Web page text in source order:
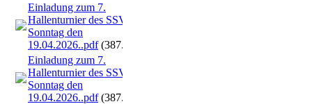
Einladung zum 7.
Hallenturnier des SSV. am
Sonntag den
19.04.2026..pdf(387.46KB)
Einladung zum 7.
Hallenturnier des SSV. am
Sonntag den
19.04.2026..pdf(387.46KB)